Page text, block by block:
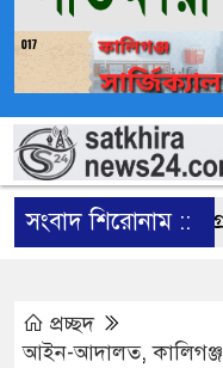
সংবাদ শিরোনাম ::
বুশরার গ্রুপের
প্রচ্ছদ
আইন-আদালত,কালিগঞ্জ